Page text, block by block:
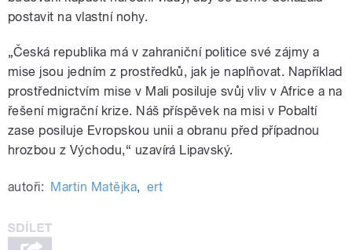
postavit na vlastní nohy.
„Česká republika má v zahraniční politice své zájmy a
mise jsou jedním z prostředků, jak je naplňovat. Například
prostřednictvím mise v Mali posiluje svůj vliv v Africe a na
řešení migrační krize. Náš příspěvek na misi v Pobaltí
zase posiluje Evropskou unii a obranu před případnou
hrozbou z Východu,“ uzavírá Lipavský.
autoři: Martin Matějka, ert